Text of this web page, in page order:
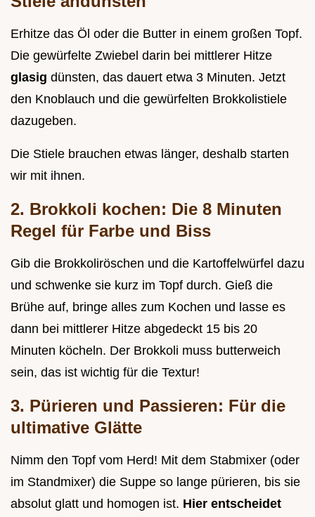
Erhitze das Öl oder die Butter in einem großen Topf.
Die gewürfelte Zwiebel darin bei mittlerer Hitze
glasig dünsten, das dauert etwa 3 Minuten. Jetzt
den Knoblauch und die gewürfelten Brokkolistiele
dazugeben.
Die Stiele brauchen etwas länger, deshalb starten
wir mit ihnen.
2. Brokkoli kochen: Die 8 Minuten
Regel für Farbe und Biss
Gib die Brokkoliröschen und die Kartoffelwürfel dazu
und schwenke sie kurz im Topf durch. Gieß die
Brühe auf, bringe alles zum Kochen und lasse es
dann bei mittlerer Hitze abgedeckt 15 bis 20
Minuten köcheln. Der Brokkoli muss butterweich
sein, das ist wichtig für die Textur!
3. Pürieren und Passieren: Für die
ultimative Glätte
Nimm den Topf vom Herd! Mit dem Stabmixer (oder
im Standmixer) die Suppe so lange pürieren, bis sie
absolut glatt und homogen ist. Hier entscheidet